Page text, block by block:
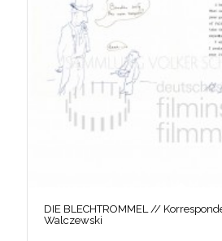
DIE BLECHTROMMEL //
Walczewski